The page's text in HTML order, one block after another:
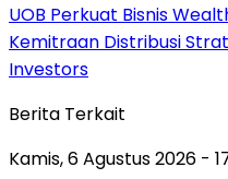
UOB Perkuat Bisnis
Kemitraan Distribusi
Investors
Berita Terkait
Kamis, 6 Agustus 2026 -